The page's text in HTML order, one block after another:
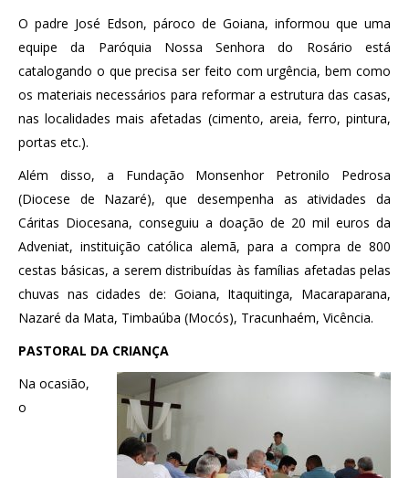
O padre José Edson, pároco de Goiana, informou que uma
equipe da Paróquia Nossa Senhora do Rosário está
catalogando o que precisa ser feito com urgência, bem como
os materiais necessários para reformar a estrutura das casas,
nas localidades mais afetadas (cimento, areia, ferro, pintura,
portas etc.).
Além disso, a Fundação Monsenhor Petronilo Pedrosa
(Diocese de Nazaré), que desempenha as atividades da
Cáritas Diocesana, conseguiu a doação de 20 mil euros da
Adveniat, instituição católica alemã, para a compra de 800
cestas básicas, a serem distribuídas às famílias afetadas pelas
chuvas nas cidades de: Goiana, Itaquitinga, Macaraparana,
Nazaré da Mata, Timbaúba (Mocós), Tracunhaém, Vicência.
PASTORAL DA CRIANÇA
Na ocasião,
o